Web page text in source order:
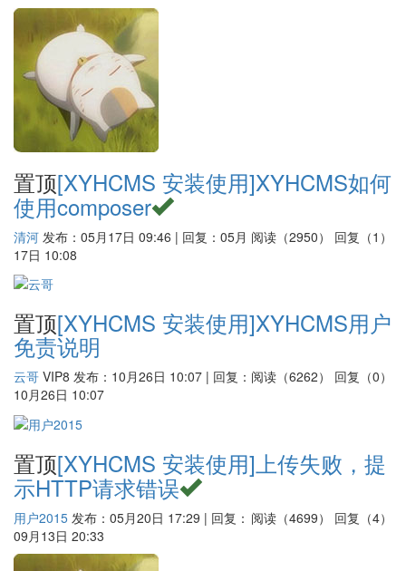
置顶[XYHCMS 安装使用]XYHCMS如何
使用composer
阅读（2950） 回复（1）
清河 发布：05月17日 09:46 | 回复：05月
17日 10:08
置顶[XYHCMS 安装使用]XYHCMS用户
免责说明
阅读（6262） 回复（0）
云哥 VIP8 发布：10月26日 10:07 | 回复：
10月26日 10:07
置顶[XYHCMS 安装使用] 上传失败，提
示HTTP请求错误
阅读（4699） 回复（4）
用户2015 发布：05月20日 17:29 | 回复：
09月13日 20:33